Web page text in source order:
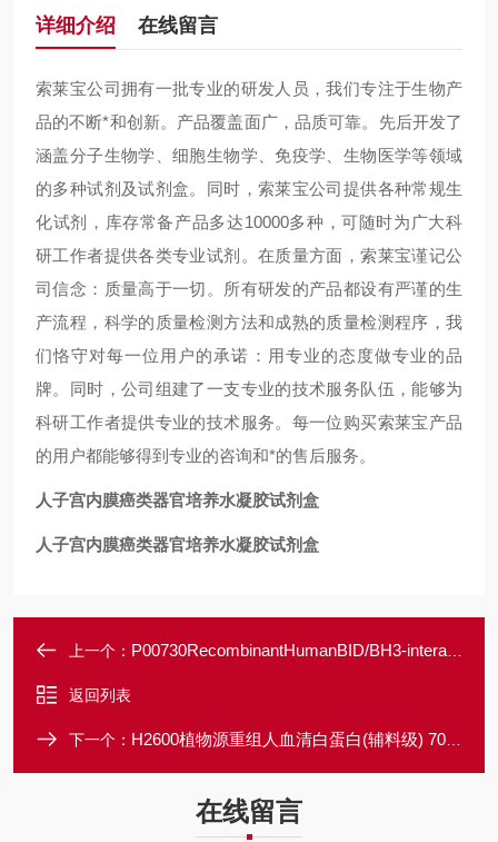
详细介绍 在线留言
索莱宝公司拥有一批专业的研发人员，我们专注于生物产
品的不断*和创新。产品覆盖面广，品质可靠。先后开发了
涵盖分子生物学、细胞生物学、免疫学、生物医学等领域
的多种试剂及试剂盒。同时，索莱宝公司提供各种常规生
化试剂，库存常备产品多达10000多种，可随时为广大科
研工作者提供各类专业试剂。在质量方面，索莱宝谨记公
司信念：质量高于一切。所有研发的产品都设有严谨的生
产流程，科学的质量检测方法和成熟的质量检测程序，我
们恪守对每一位用户的承诺：用专业的态度做专业的品
牌。同时，公司组建了一支专业的技术服务队伍，能够为
科研工作者提供专业的技术服务。每一位购买索莱宝产品
的用户都能够得到专业的咨询和*的售后服务。
人子宫内膜癌类器官培养水凝胶试剂盒
人子宫内膜癌类器官培养水凝胶试剂盒
上一个： P00730RecombinantHumanBID/BH3-interactingdomaindeathagonist
返回列表
下一个： H2600植物源重组人血清白蛋白(辅料级) 70024-90-7
在线留言